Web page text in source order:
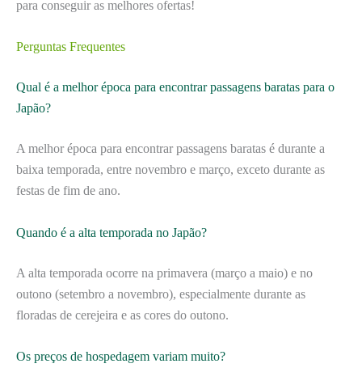
para conseguir as melhores ofertas!
Perguntas Frequentes
Qual é a melhor época para encontrar passagens baratas para o
Japão?
A melhor época para encontrar passagens baratas é durante a
baixa temporada, entre novembro e março, exceto durante as
festas de fim de ano.
Quando é a alta temporada no Japão?
A alta temporada ocorre na primavera (março a maio) e no
outono (setembro a novembro), especialmente durante as
floradas de cerejeira e as cores do outono.
Os preços de hospedagem variam muito?